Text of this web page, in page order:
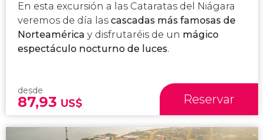
En esta excursión a las Cataratas del Niágara
veremos de día las cascadas más famosas de
Norteamérica y disfrutaréis de un mágico
espectáculo nocturno de luces.
desde
87,93 US$ Reservar